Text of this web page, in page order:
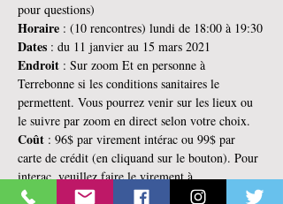
pour questions)
Horaire : (10 rencontres) lundi de 18:00 à 19:30
Dates : du 11 janvier au 15 mars 2021
Endroit : Sur zoom Et en personne à
Terrebonne si les conditions sanitaires le
permettent. Vous pourrez venir sur les lieux ou
le suivre par zoom en direct selon votre choix.
Coût : 96$ par virement intérac ou 99$ par
carte de crédit (en cliquand sur le bouton). Pour
interac, veuillez faire le virement à
paramitarivenord@gmail.com (question : centre